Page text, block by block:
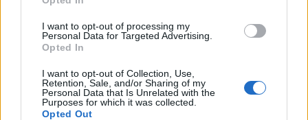
I want to opt-out of processing my
Personal Data for Targeted Advertising.
Opted In
I want to opt-out of Collection, Use,
Retention, Sale, and/or Sharing of my
Personal Data that Is Unrelated with the
Purposes for which it was collected.
Opted Out
Sieć słów
odpowiednik żeński:
Gramatyka